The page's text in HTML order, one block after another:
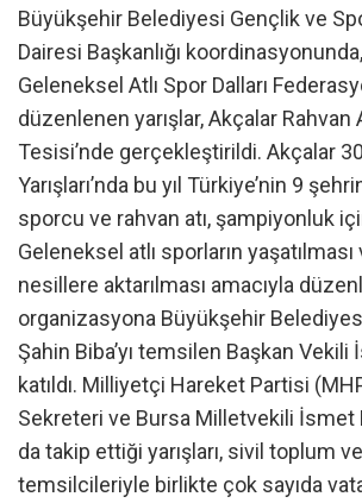
Büyükşehir Belediyesi Gençlik ve
Dairesi Başkanlığı
Geleneksel Atlı Spor Dalları
düzenlenen yarışlar, Akçalar Rahvan
Tesisi’nde gerçekleştirildi. Akçalar
Yarışları’nda bu yıl Türkiye’nin 9
sporcu ve rahvan atı, şampiyonluk
Geleneksel atlı sporların
nesillere aktarılması amacıyla
organizasyona Büyükşehir
Şahin Biba’yı temsilen Başkan Vekili
katıldı. Milliyetçi Hareket Partisi
Sekreteri ve Bursa Milletvekili İsmet
da takip ettiği yarışları, sivil toplum
temsilcileriyle birlikte çok sayıda